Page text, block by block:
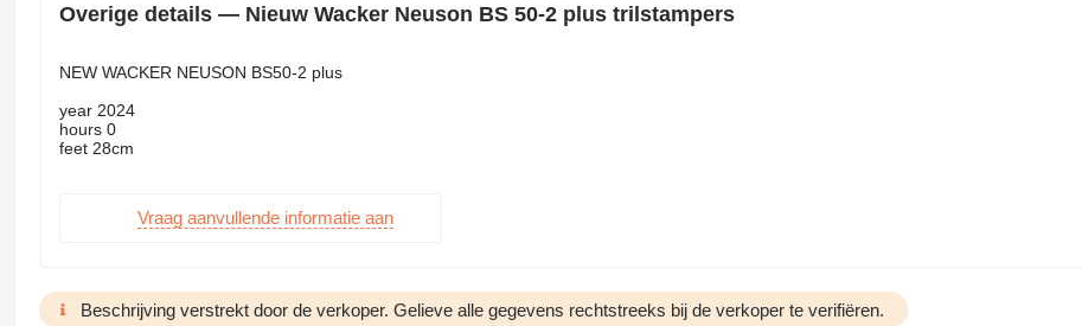
Overige details — Nieuw Wacker Neuson BS 50-2 plus trilstampers
NEW WACKER NEUSON BS50-2 plus
year 2024
hours 0
feet 28cm
Vraag aanvullende informatie aan
Beschrijving verstrekt door de verkoper. Gelieve alle gegevens rechtstreeks bij de verkoper te verifiëren.